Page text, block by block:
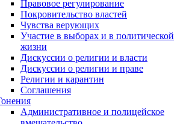
Правовое регулирование
Покровительство властей
Чувства верующих
Участие в выборах и в политической
жизни
Дискуссии о религии и власти
Дискуссии о религии и праве
Религии и карантин
Соглашения
Административное и полицейское